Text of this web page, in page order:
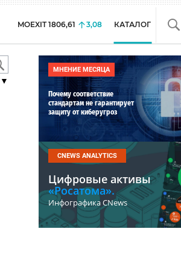
MOEXIT 1806,61 3,08 КАТАЛОГ
МНЕНИЕ МЕСЯЦА
Почему соответствие
стандартам не гарантирует
защиту от киберугроз
CNEWS ANALYTICS
Цифровые активы
«Росатома».
Инфографика CNews